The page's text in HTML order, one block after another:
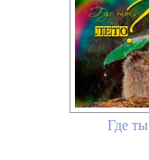
Где